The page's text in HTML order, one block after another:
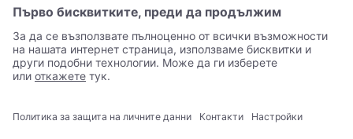
dm онлайн магазин Контакти Лични данни
достъпност